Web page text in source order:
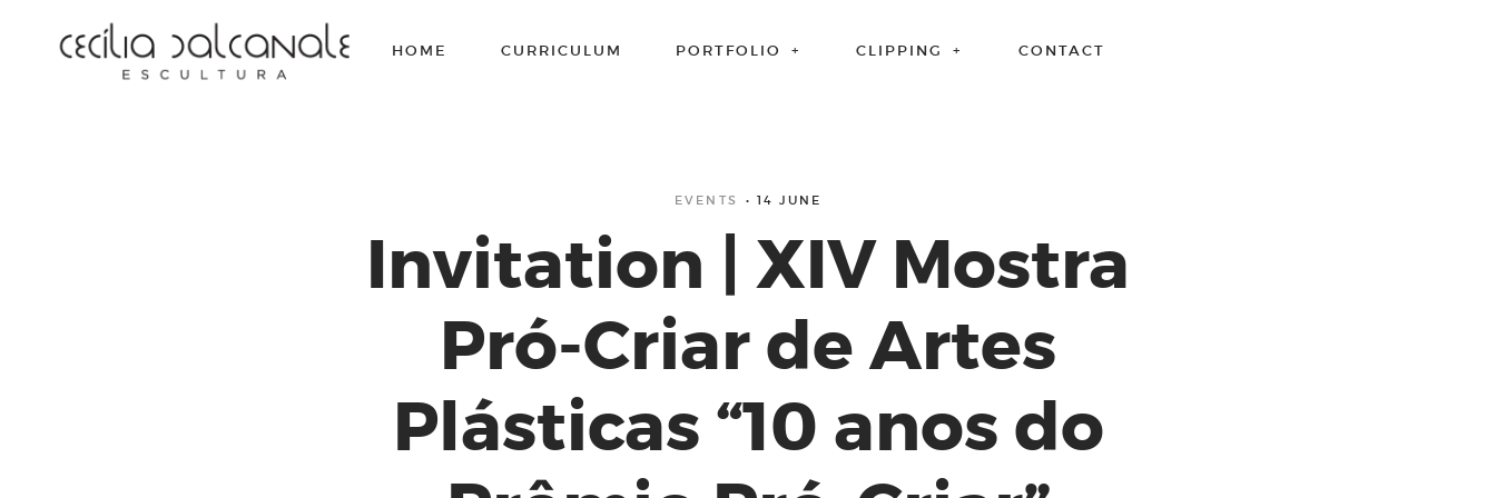
HOME CURRICULUM PORTFOLIO CLIPPING CONTACT
EVENTS 14 JUNE
Invitation | XIV Mostra
Pró-Criar de Artes
Plásticas “10 anos do